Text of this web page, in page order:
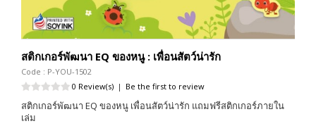
สติกเกอร์พัฒนา EQ ของหนู : เพื่อนสัตว์น่ารัก
Code : P-YOU-1502
0 Review(s) | Be the first to review
สติกเกอร์พัฒนา EQ ของหนู เพื่อนสัตว์น่ารัก แถมฟรีสติกเกอร์ภายใน
เล่ม